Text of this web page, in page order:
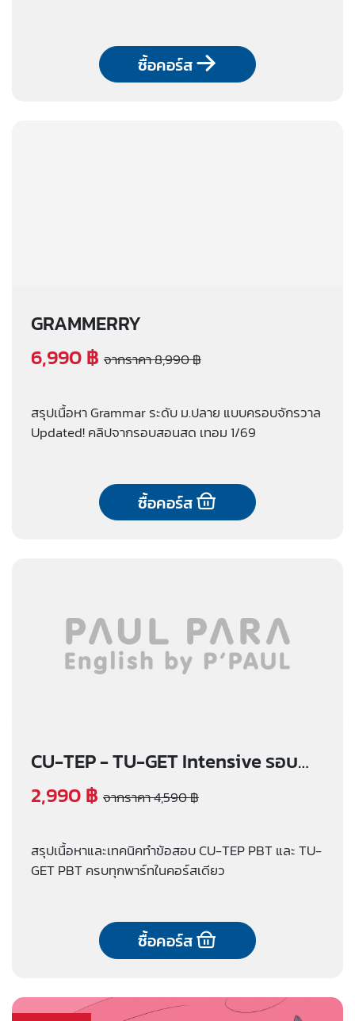
ซื้อคอร์ส
GRAMMERRY
6,990 ฿ จากราคา 8,990 ฿
สรุปเนื้อหา Grammar ระดับ ม.ปลาย แบบครอบจักรวาล
Updated! คลิปจากรอบสอนสด เทอม 1/69
ซื้อคอร์ส
CU-TEP - TU-GET Intensive รอบ
เรียนออนไลน์
2,990 ฿ จากราคา 4,590 ฿
สรุปเนื้อหาและเทคนิคทำข้อสอบ CU-TEP PBT และ TU-
GET PBT ครบทุกพาร์ทในคอร์สเดียว
ซื้อคอร์ส